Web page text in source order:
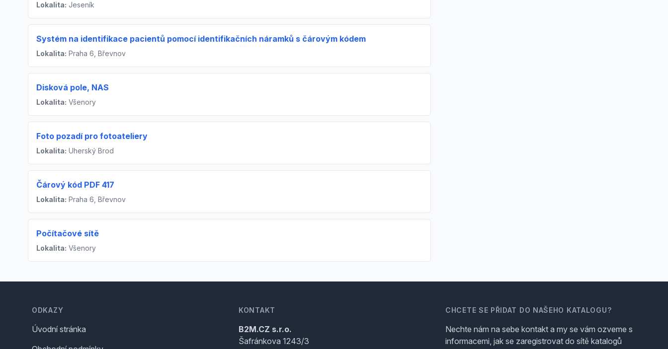
Lokalita: Jeseník
Systém na identifikace pacientů pomocí identifikačních náramků s čárovým kódem
Lokalita: Praha 6, Břevnov
Disková pole, NAS
Lokalita: Všenory
Foto pozadí pro fotoateliery
Lokalita: Uherský Brod
Čárový kód PDF 417
Lokalita: Praha 6, Břevnov
Počítačové sítě
Lokalita: Všenory
ODKAZY
Úvodní stránka
KONTAKT
B2M.CZ s.r.o.
Šafránkova 1243/3
CHCETE SE PŘIDAT DO NAŠEHO KATALOGU?
Nechte nám na sebe kontakt a my se vám ozveme s
informacemi, jak se zaregistrovat do sítě katalogů